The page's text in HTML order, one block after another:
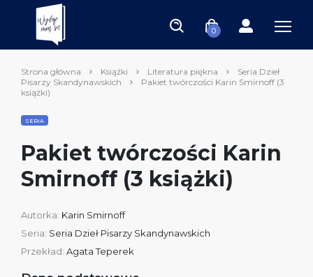
0
Strona główna Książki Literatura piękna
Seria Dzieł
Pisarzy Skandynawskich
Pakiet twórczości Karin Smirnoff (3
książki)
SERIA
Pakiet twórczości Karin
Smirnoff (3 książki)
Autorka: Karin Smirnoff
Seria: Seria Dzieł Pisarzy Skandynawskich
Przekład: Agata Teperek